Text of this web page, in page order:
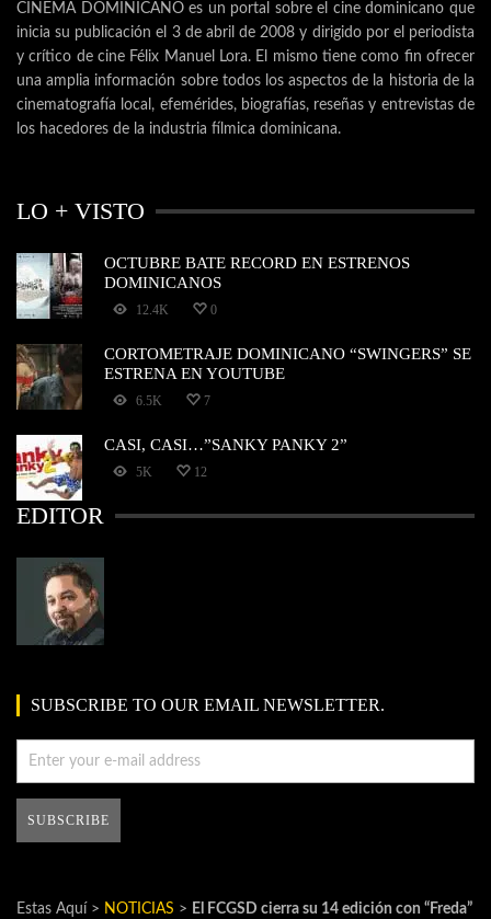
CINEMA DOMINICANO es un portal sobre el cine dominicano que
inicia su publicación el 3 de abril de 2008 y dirigido por el periodista
y crítico de cine Félix Manuel Lora. El mismo tiene como fin ofrecer
una amplia información sobre todos los aspectos de la historia de la
cinematografía local, efemérides, biografías, reseñas y entrevistas de
los hacedores de la industria fílmica dominicana.
LO + VISTO
OCTUBRE BATE RECORD EN ESTRENOS
DOMINICANOS
12.4K 0
CORTOMETRAJE DOMINICANO “SWINGERS” SE
ESTRENA EN YOUTUBE
6.5K 7
CASI, CASI…”SANKY PANKY 2”
5K 12
EDITOR
SUBSCRIBE TO OUR EMAIL NEWSLETTER.
Estas Aquí > NOTICIAS > El FCGSD cierra su 14 edición con “Freda”